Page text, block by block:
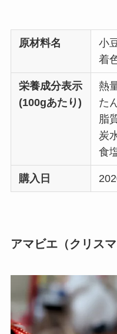
原材料名
小
着
栄養成分表示
(100gあたり)
熱
た
脂
炭
食
購入日
アマビエ（クリスマ